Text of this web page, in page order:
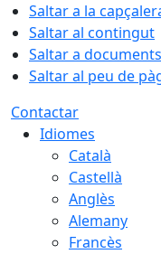
Saltar a la
Saltar al contingut
Saltar a documents
Saltar al peu de
Contactar
Idiomes
Català
Castellà
Anglès
Alemany
Francès